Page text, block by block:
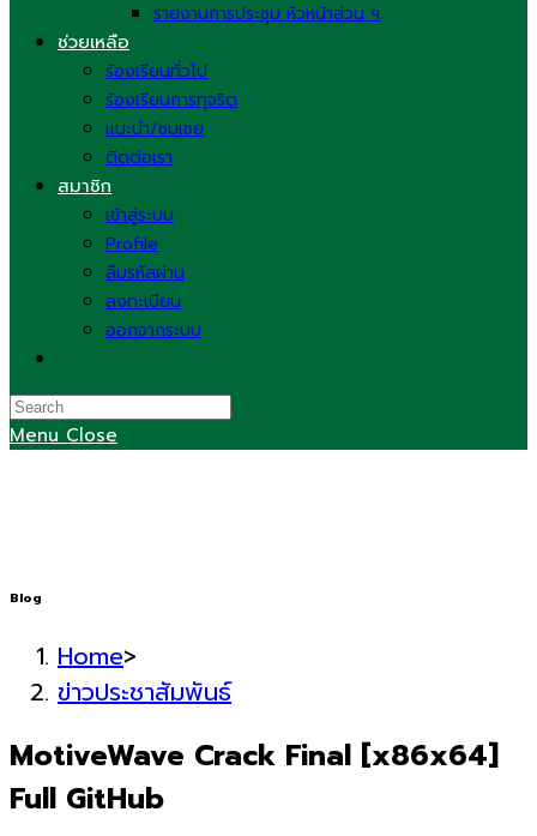
รายงานการประชุม หัวหน้าส่วน ฯ
ช่วยเหลือ
ร้องเรียนทั่วไป
ร้องเรียนการทุจริต
แนะนำ/ชมเชย
ติดต่อเรา
สมาชิก
เข้าสู่ระบบ
Profile
ลืมรหัสผ่าน
ลงทะเบียน
ออกจากระบบ
search
Menu Close
Blog
Home>
ข่าวประชาสัมพันธ์
MotiveWave Crack Final [x86x64]
Full GitHub